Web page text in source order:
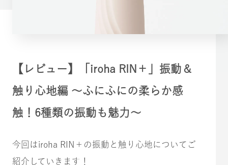
【レビュー】「iroha RIN＋」振動＆
触り心地編 〜ふにふにの柔らか感
触！6種類の振動も魅力～
今回はiroha RIN＋の振動と触り心地についてご
紹介していきます！